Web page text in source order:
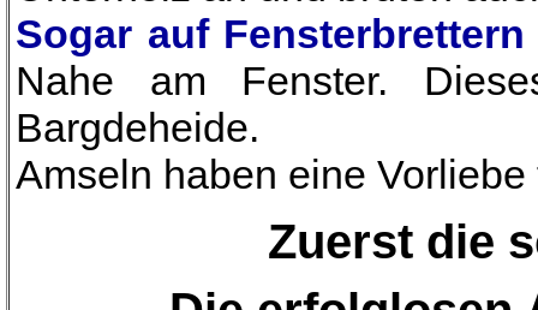
Sogar auf
Nahe am Fenster.
Bargdeheide.
Amseln haben eine
Zuerst die